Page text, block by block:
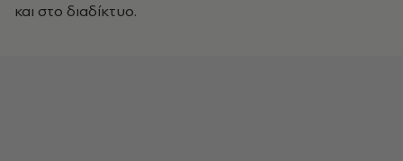
και στο διαδίκτυο.